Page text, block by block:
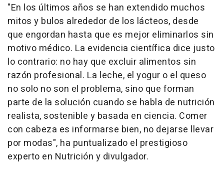
"En los últimos años se han extendido muchos
mitos y bulos alrededor de los lácteos, desde
que engordan hasta que es mejor eliminarlos sin
motivo médico. La evidencia científica dice justo
lo contrario: no hay que excluir alimentos sin
razón profesional. La leche, el yogur o el queso
no solo no son el problema, sino que forman
parte de la solución cuando se habla de nutrición
realista, sostenible y basada en ciencia. Comer
con cabeza es informarse bien, no dejarse llevar
por modas", ha puntualizado el prestigioso
experto en Nutrición y divulgador.